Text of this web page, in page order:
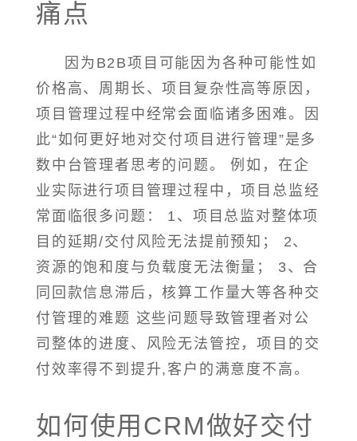
痛点
因为B2B项目可能因为各种可能性如
价格高、周期长、项目复杂性高等原因，
项目管理过程中经常会面临诸多困难。因
此“如何更好地对交付项目进行管理”是多
数中台管理者思考的问题。 例如，在企
业实际进行项目管理过程中，项目总监经
常面临很多问题： 1、项目总监对整体项
目的延期/交付风险无法提前预知； 2、
资源的饱和度与负载度无法衡量； 3、合
同回款信息滞后，核算工作量大等各种交
付管理的难题 这些问题导致管理者对公
司整体的进度、风险无法管控，项目的交
付效率得不到提升,客户的满意度不高。
如何使用CRM做好交付